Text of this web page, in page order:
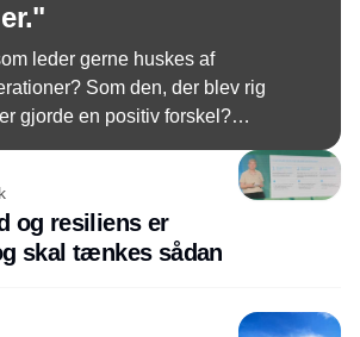
leder gerne huskes af
Som den, der blev rig
gjorde en positiv forskel?
interviewede Tysklands tidligere
Habeck i forbindelse med
og resiliens er
skal tænkes sådan